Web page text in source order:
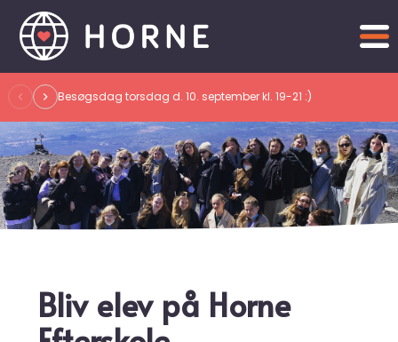
indholdet
Besøgsdag onsdag d. 7. oktober kl. 19-21 :)
Bliv elev på Horne